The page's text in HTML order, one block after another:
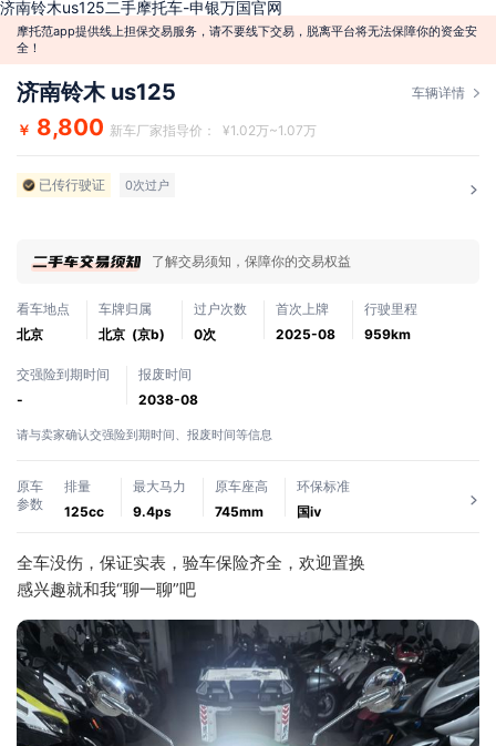
济南铃木us125二手摩托车-申银万国官网
摩托范app提供线上担保交易服务，请不要线下交易，脱离平台将无法保障你的资金安
全！
济南铃木 us125 车辆详情
￥ 8,800 新车厂家指导价： ¥1.02万~1.07万
已传行驶证 0次过户
了解交易须知，保障你的交易权益
看车地点
北京
车牌归属
北京 (京b)
过户次数
0次
首次上牌
2025-08
行驶里程
959km
交强险到期时间
-
报废时间
2038-08
请与卖家确认交强险到期时间、报废时间等信息
原车
参数
排量
125cc
最大马力
9.4ps
原车座高
745mm
环保标准
国ⅳ
全车没伤，保证实表，验车保险齐全，欢迎置换
感兴趣就和我“聊一聊”吧